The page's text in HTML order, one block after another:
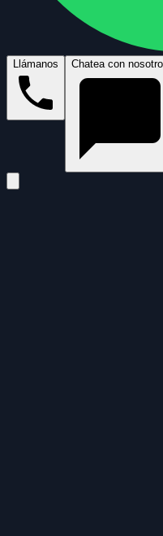
Llámanos Chatea con